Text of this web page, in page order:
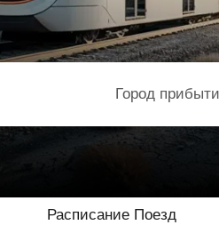
Город
Расписание Поезд